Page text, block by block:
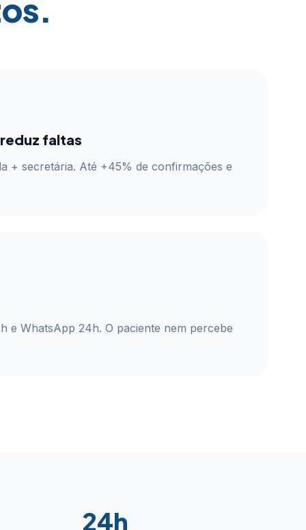
faltas
+ secretária. Até +45% de confirmações e
e WhatsApp 24h. O paciente nem percebe
24h